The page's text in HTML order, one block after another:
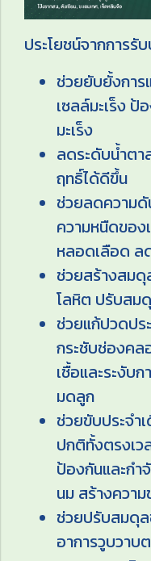
ประโยชน์จากการรั
ช่วยยับยั้งการ
เซลล์มะเร็ง
มะเร็ง
ลดระดับน้ำตา
ฤทธิ์ได้ดีขึ้น
ช่วยลดความ
ความหนืดขอ
หลอดเลือด ล
ช่วยสร้างสม
โลหิต ปรับสม
ช่วยแก้ปวดปร
กระชับช่องคล
เชื้อและระงับ
มดลูก
ช่วยขับประจำ
ปกติทั้งตรงเว
ป้องกันและกำ
นม สร้างควา
ช่วยปรับสมดุ
อาการวูบวา